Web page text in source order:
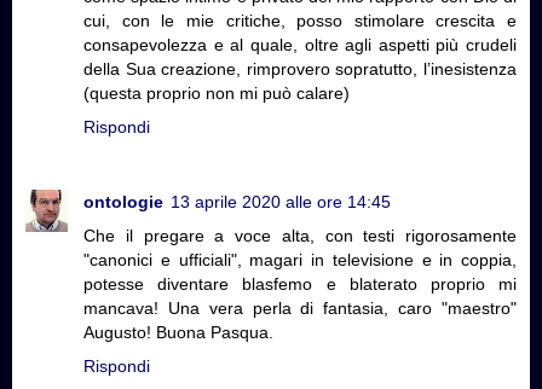
cui, con le mie critiche, posso stimolare crescita e
consapevolezza e al quale, oltre agli aspetti più crudeli
della Sua creazione, rimprovero sopratutto, l’inesistenza
(questa proprio non mi può calare)
Rispondi
ontologie 13 aprile 2020 alle ore 14:45
Che il pregare a voce alta, con testi rigorosamente
"canonici e ufficiali", magari in televisione e in coppia,
potesse diventare blasfemo e blaterato proprio mi
mancava! Una vera perla di fantasia, caro "maestro"
Augusto! Buona Pasqua.
Rispondi